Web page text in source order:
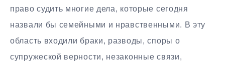
право судить многие дела, которые сегодня
назвали бы семейными и нравственными. В эту
область входили браки, разводы, споры о
супружеской верности, незаконные связи,